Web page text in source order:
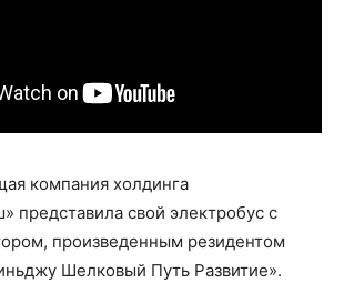
компания холдинга
представила свой электробус с
произведенным резидентом
Шелковый Путь Развитие».